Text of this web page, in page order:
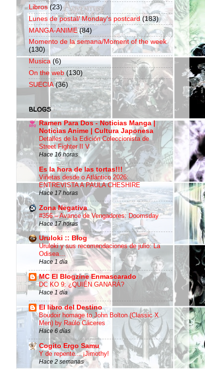
Libros (23)
Lunes de postal/ Monday's postcard (183)
MANGA-ANIME (84)
Momento de la semana/Moment of the week
(130)
Musica (6)
On the web (130)
SUECIA (36)
BLOGS
Ramen Para Dos - Noticias Manga |
Noticias Anime | Cultura Japonesa
Detalles de la Edición Coleccionista de
Street Fighter II V
Hace 16 horas
Es la hora de las tortas!!!
Viñetas desde o Atlántico 2026:
ENTREVISTA A PAULA CHESHIRE
Hace 17 horas
Zona Negativa
#356 – Avance de Vengadores: Doomsday
Hace 17 horas
Uruloki :: Blog
Uruloki y sus recomendaciones de julio: La
Odisea…
Hace 1 día
MC El Blogzine Enmascarado
DC KO 9: ¿QUIÉN GANARÁ?
Hace 1 día
El libro del Destino
Boudoir homage to John Bolton (Classic X
Men) by Raúlo Cáceres
Hace 6 días
Cogito Ergo Samu
Y de repente... ¡Jimothy!
Hace 2 semanas